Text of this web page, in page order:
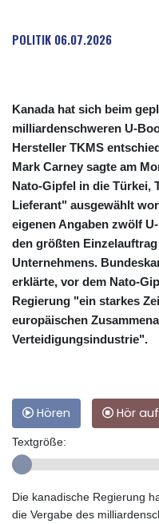
POLITIK 06.07.2026
Kanada hat sich beim
milliardenschweren U-
Hersteller TKMS
Mark Carney sagte am
Nato-Gipfel in die Türkei,
Lieferant" ausgewählt
eigenen Angaben zwölf
den größten
Unternehmens.
erklärte, vor dem Nato-
Regierung "ein starkes
europäischen
Verteidigungsindustrie".
Hören Hör
Textgröße:
Die kanadische Regierung
die Vergabe des